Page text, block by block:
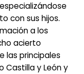
con sus hijos.
a los
acierto
las principales
Castilla y León y